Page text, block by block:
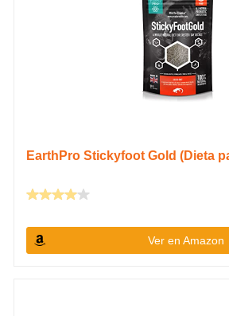
EarthPro Stickyfoot Gold (Dieta
Ver en Amazon